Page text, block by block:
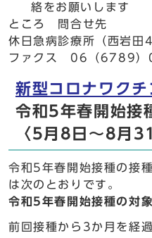
絡をお願いします
ところ 問合せ先
休日急病診療所（西岩
ファクス 06（6789
新型コロナワクチ
令和5年春開始接
〈5月8日～8月
令和5年春開始接種の接
は次のとおりです。
令和5年春開始接種の対
前回接種から3か月を経